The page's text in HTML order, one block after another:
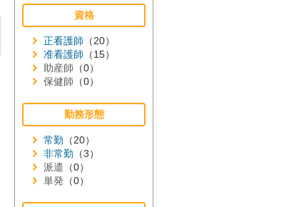
資格
正看護師 （20）
准看護師 （15）
助産師 （0）
保健師 （0）
勤務形態
常勤 （20）
非常勤 （3）
派遣 （0）
単発 （0）